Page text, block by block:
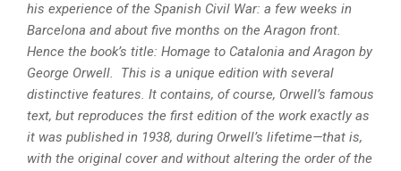
his experience of the Spanish Civil War: a few weeks in
Barcelona and about five months on the Aragon front.
Hence the book’s title: Homage to Catalonia and Aragon by
George Orwell.
This is a unique edition with several
distinctive features. It contains, of course, Orwell’s famous
text, but reproduces the first edition of the work exactly as
it was published in 1938, during Orwell’s lifetime—that is,
with the original cover and without altering the order of the